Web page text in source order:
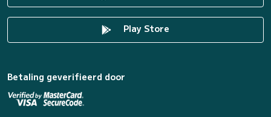
Play Store
Betaling geverifieerd door